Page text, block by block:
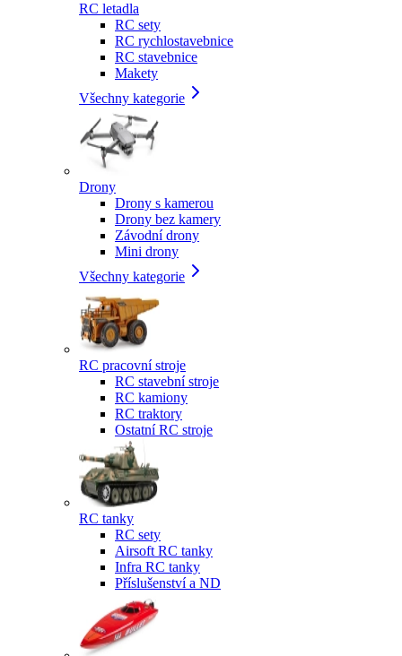
RC letadla
RC sety
RC rychlostavebnice
RC stavebnice
Makety
Všechny kategorie
Drony
Drony s kamerou
Drony bez kamery
Závodní drony
Mini drony
Všechny kategorie
RC pracovní stroje
RC stavební stroje
RC kamiony
RC traktory
Ostatní RC stroje
RC tanky
RC sety
Airsoft RC tanky
Infra RC tanky
Příslušenství a ND